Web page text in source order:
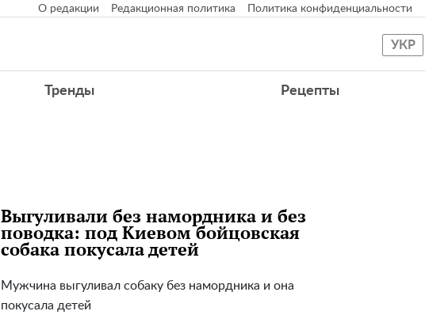
О редакции Редакционная политика Политика конфиденциальности
УКР
Тренды Рецепты
Выгуливали без намордника и без
поводка: под Киевом бойцовская
собака покусала детей
Мужчина выгуливал собаку без намордника и она
покусала детей